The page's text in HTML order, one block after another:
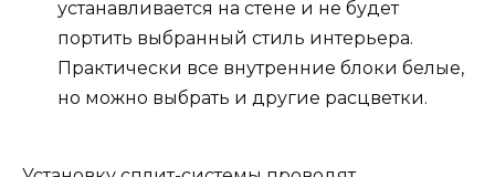
устанавливается на стене и не будет
портить выбранный стиль интерьера.
Практически все внутренние блоки белые,
но можно выбрать и другие расцветки.